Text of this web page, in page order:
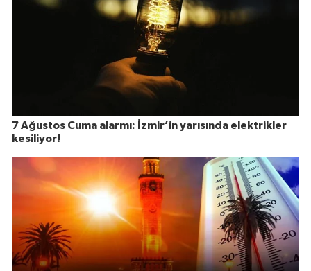
7 Ağustos Cuma alarmı: İzmir’in yarısında elektrikler
kesiliyor!